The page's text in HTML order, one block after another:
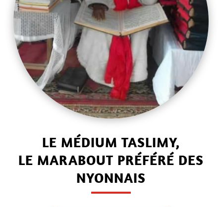
LE MÉDIUM TASLIMY,
LE MARABOUT PRÉFÉRÉ DES
NYONNAIS